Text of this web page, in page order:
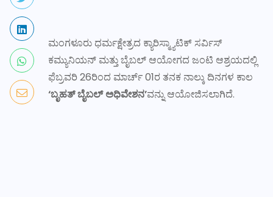
ಮಂಗಳೂರು ಧರ್ಮಕ್ಷೇತ್ರದ ಕ್ಯಾರಿಸ್ಮ್ಯಾಟಿಕ್ ಸರ್ವಿಸ್
ಕಮ್ಯುನಿಯನ್ ಮತ್ತು ಬೈಬಲ್ ಆಯೋಗದ ಜಂಟಿ ಆಶ್ರಯದಲ್ಲಿ
ಫೆಬ್ರವರಿ 26ರಿಂದ ಮಾರ್ಚ್ 01ರ ತನಕ ನಾಲ್ಕು ದಿನಗಳ ಕಾಲ
‘ಬೃಹತ್ ಬೈಬಲ್ ಅಧಿವೇಶನ’ವನ್ನು ಆಯೋಜಿಸಲಾಗಿದೆ.